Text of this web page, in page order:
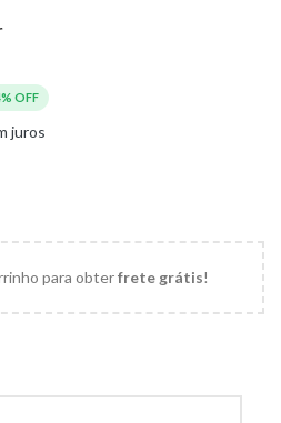
OFF
juros
para obterfrete grátis!